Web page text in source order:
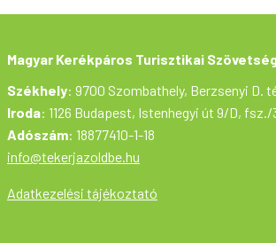
Magyar Kerékpáros Turisztikai
Székhely: 9700 Szombathely, Berzsenyi D.
Iroda: 1126 Budapest, Istenhegyi út 9/D, fsz./
Adószám: 18877410-1-18
info@tekerjazoldbe.hu
Adatkezelési tájékoztató